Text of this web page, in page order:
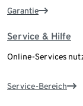
Garantie
Service & Hilfe
Online-Services
Service-Bereich